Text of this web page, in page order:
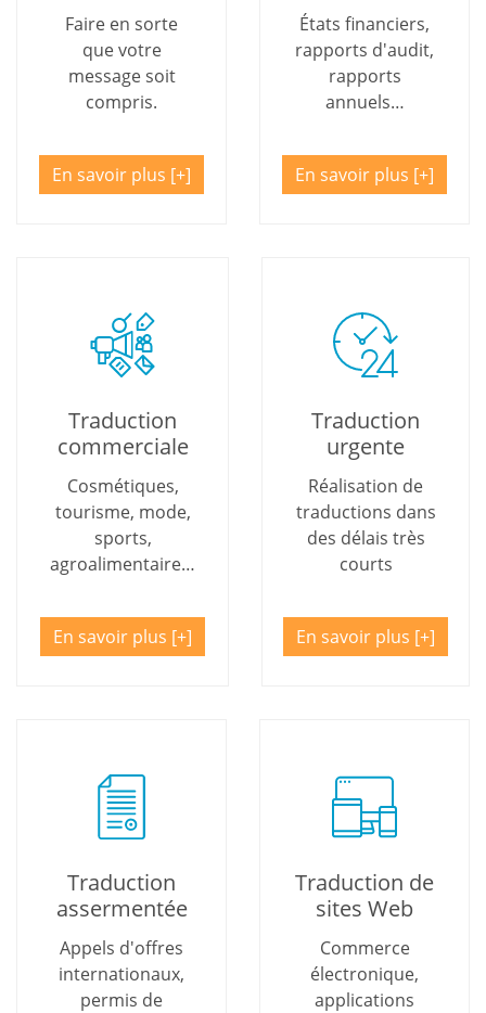
Faire en sorte
que votre
message soit
compris.
En savoir plus
États financiers,
rapports d'audit,
rapports
annuels…
En savoir plus
Traduction
commerciale
Cosmétiques,
tourisme, mode,
sports,
agroalimentaire…
En savoir plus
Traduction
urgente
Réalisation de
traductions dans
des délais très
courts
En savoir plus
Traduction
assermentée
Appels d'offres
internationaux,
permis de
Traduction de
sites Web
Commerce
électronique,
applications